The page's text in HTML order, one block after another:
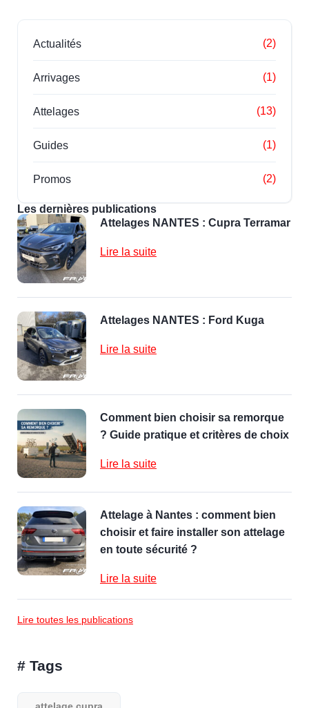
Actualités (2)
Arrivages (1)
Attelages (13)
Guides (1)
Promos (2)
Les dernières publications
Attelages NANTES : Cupra Terramar
Lire la suite
Attelages NANTES : Ford Kuga
Lire la suite
Comment bien choisir sa remorque
? Guide pratique et critères de choix
Lire la suite
Attelage à Nantes : comment bien
choisir et faire installer son attelage
en toute sécurité ?
Lire la suite
Lire toutes les publications
# Tags
attelage cupra